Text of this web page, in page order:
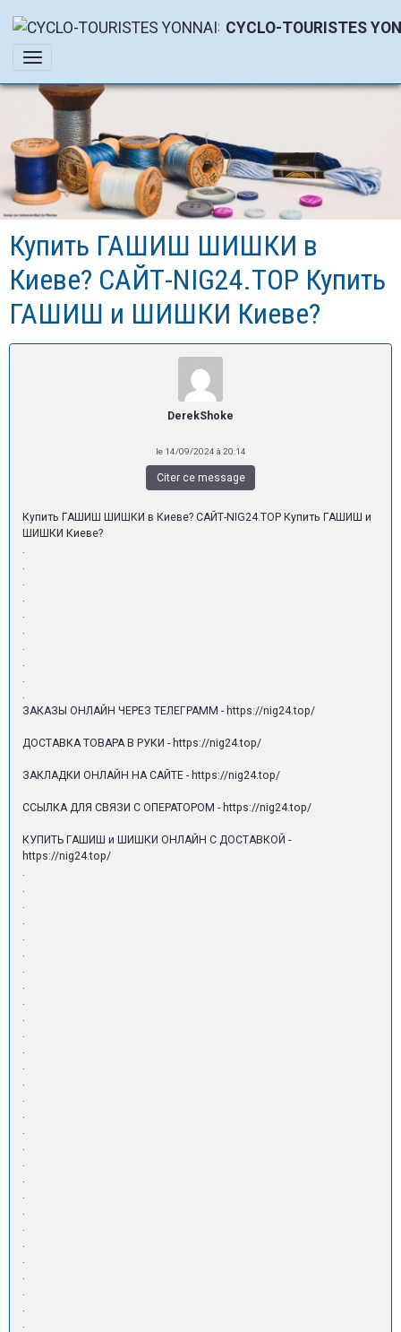
CYCLO-TOURISTES
Купить ГАШИШ ШИШКИ в
Киеве? САЙТ-NIG24.TOP Купить
ГАШИШ и ШИШКИ Киеве?
DerekShoke
le 14/09/2024 à 20:14
Citer ce message
Купить ГАШИШ ШИШКИ в Киеве? САЙТ-NIG24.TOP Купить ГАШИШ и
ШИШКИ Киеве?
.
.
.
.
.
.
.
.
.
.
ЗАКАЗЫ ОНЛАЙН ЧЕРЕЗ ТЕЛЕГРАММ - https://nig24.top/
ДОСТАВКА ТОВАРА В РУКИ - https://nig24.top/
ЗАКЛАДКИ ОНЛАЙН НА САЙТЕ - https://nig24.top/
ССЫЛКА ДЛЯ СВЯЗИ С ОПЕРАТОРОМ - https://nig24.top/
КУПИТЬ ГАШИШ и ШИШКИ ОНЛАЙН С ДОСТАВКОЙ -
https://nig24.top/
.
.
.
.
.
.
.
.
.
.
.
.
.
.
.
.
.
.
.
.
.
.
.
.
.
.
.
.
.